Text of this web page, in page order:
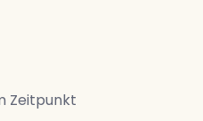
Zeitpunkt